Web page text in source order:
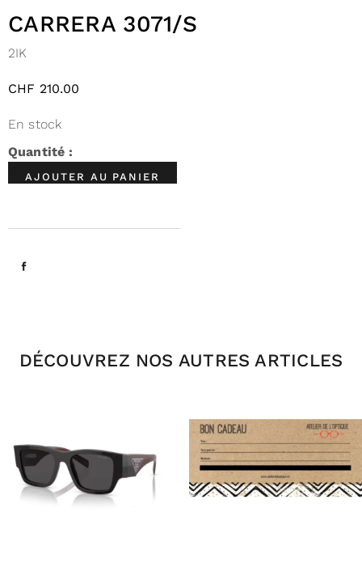
CARRERA 3071/S
2IK
CHF 210.00
En stock
AJOUTER AU PANIER
DÉCOUVREZ NOS AUTRES ARTICLES